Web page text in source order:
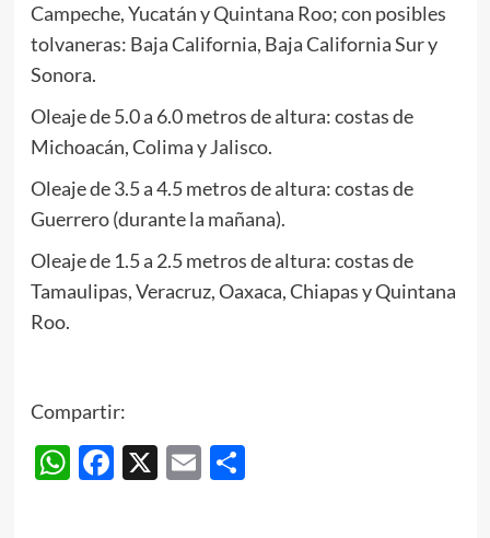
Campeche, Yucatán y Quintana Roo; con posibles
tolvaneras: Baja California, Baja California Sur y
Sonora.
Oleaje de 5.0 a 6.0 metros de altura: costas de
Michoacán, Colima y Jalisco.
Oleaje de 3.5 a 4.5 metros de altura: costas de
Guerrero (durante la mañana).
Oleaje de 1.5 a 2.5 metros de altura: costas de
Tamaulipas, Veracruz, Oaxaca, Chiapas y Quintana
Roo.
Compartir:
WhatsApp
Facebook
X EmailCompartir